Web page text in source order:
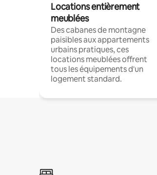
Locations entièrement
meublées
Des cabanes de montagne
paisibles aux appartements
urbains pratiques, ces
locations meublées offrent
tous les équipements d'un
logement standard.